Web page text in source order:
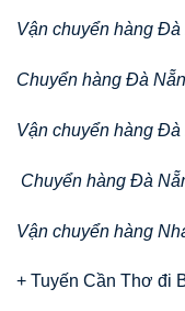
Vận chuyển hàng
Chuyển hàng Đà
Vận chuyển hàng
Chuyển hàng Đà
Vận chuyển hàng
+ Tuyến Cần Thơ đi